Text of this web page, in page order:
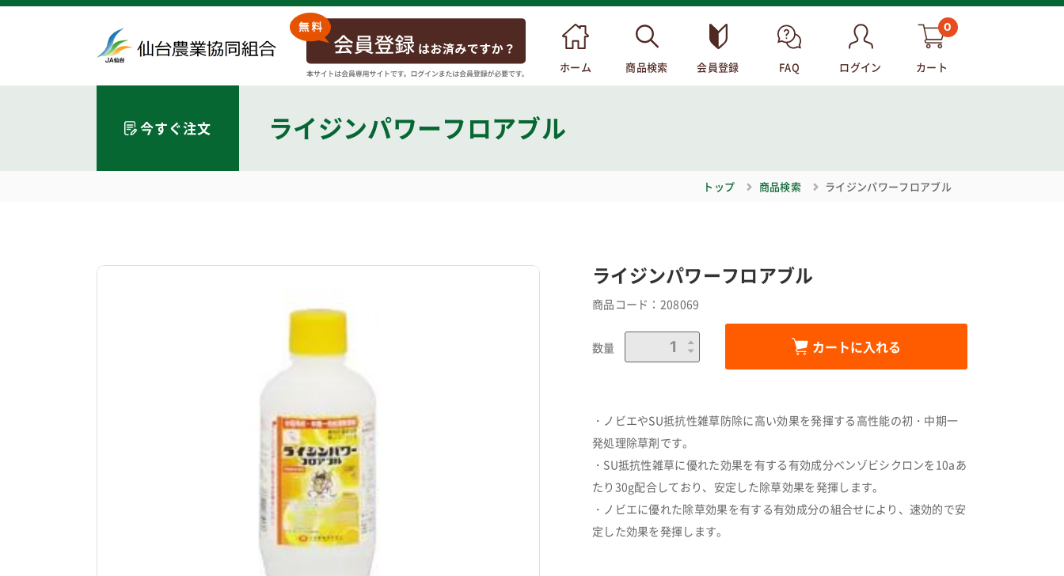
ホーム 商品検索 会員登録 FAQ ログイン
0
カート
今すぐ注文 ライジンパワーフロアブル
トップ 商品検索 ライジンパワーフロアブル
ライジンパワーフロアブル
商品コード： 208069
数量 カートに入れる
・ノビエやSU抵抗性雑草防除に高い効果を発揮する高性能の初・中期一
発処理除草剤です。
・SU抵抗性雑草に優れた効果を有する有効成分ベンゾビシクロンを10aあ
たり30g配合しており、安定した除草効果を発揮します。
・ノビエに優れた除草効果を有する有効成分の組合せにより、速効的で安
定した効果を発揮します。